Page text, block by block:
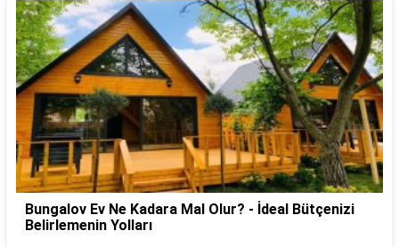
Bungalov Ev Ne Kadara Mal Olur? - İdeal Bütçenizi
Belirlemenin Yolları